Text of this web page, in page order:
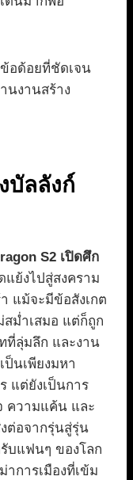
อด้อยที่ชัดเจน
นงานสร้าง
บัลลังก์
S2 เปิดศึก
ย้งไปสู่สงคราม
แม้จะมีข้อสังเกต
สม่ำเสมอ แต่ก็ถูก
ที่ลุ่มลึก และงาน
ป็นเพียงมหา
แต่ยังเป็นการ
ความแค้น และ
ต่อจากรุ่นสู่รุ่น
บแฟนๆ ของโลก
การเมืองที่เข้ม